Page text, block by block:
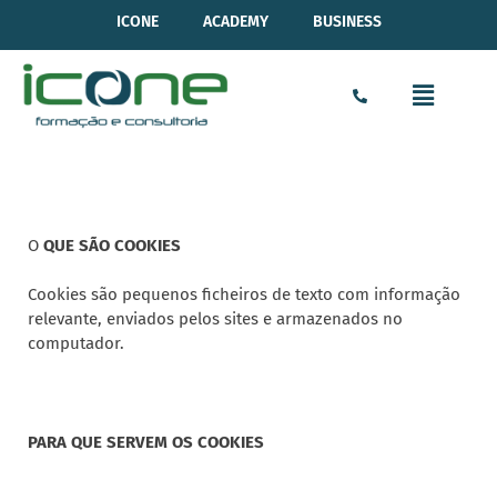
ICONE ACADEMY BUSINESS
O QUE SÃO COOKIES
Cookies são pequenos ficheiros de texto com informação
relevante, enviados pelos sites e armazenados no
computador.
PARA QUE SERVEM OS COOKIES